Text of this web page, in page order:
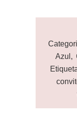
Azul ,